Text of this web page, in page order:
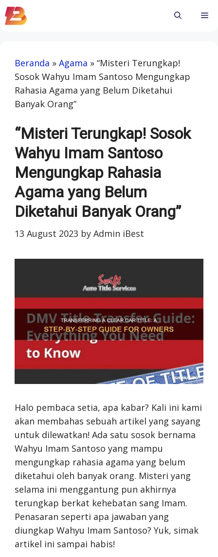
Skip
to
Beranda » Agama » “Misteri Terungkap!
Sosok Wahyu Imam Santoso Mengungkap
Rahasia Agama yang Belum Diketahui
Banyak Orang”
“Misteri Terungkap! Sosok
Wahyu Imam Santoso
Mengungkap Rahasia
Agama yang Belum
Diketahui Banyak Orang”
13 August 2023 by Admin iBest
Halo pembaca setia, apa kabar? Kali ini kami
akan membahas sebuah artikel yang sayang
untuk dilewatkan! Ada satu sosok bernama
Wahyu Imam Santoso yang mampu
mengungkap rahasia agama yang belum
diketahui oleh banyak orang. Misteri yang
selama ini menggantung pun akhirnya
terungkap berkat kehebatan sang Imam.
Penasaran seperti apa jawaban yang
diungkap Wahyu Imam Santoso? Yuk, simak
artikel ini sampai habis!